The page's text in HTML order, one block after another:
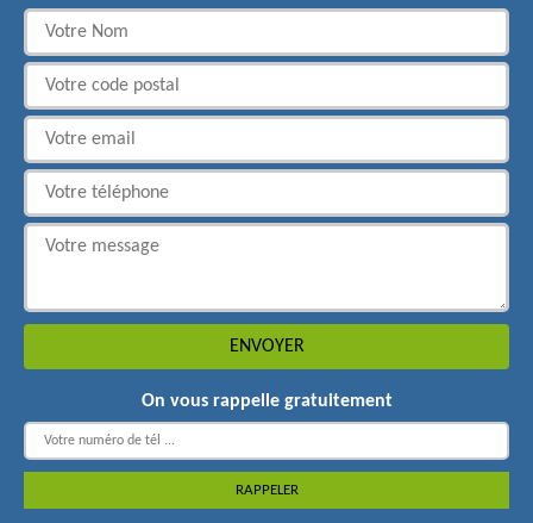
On vous rappelle gratuitement